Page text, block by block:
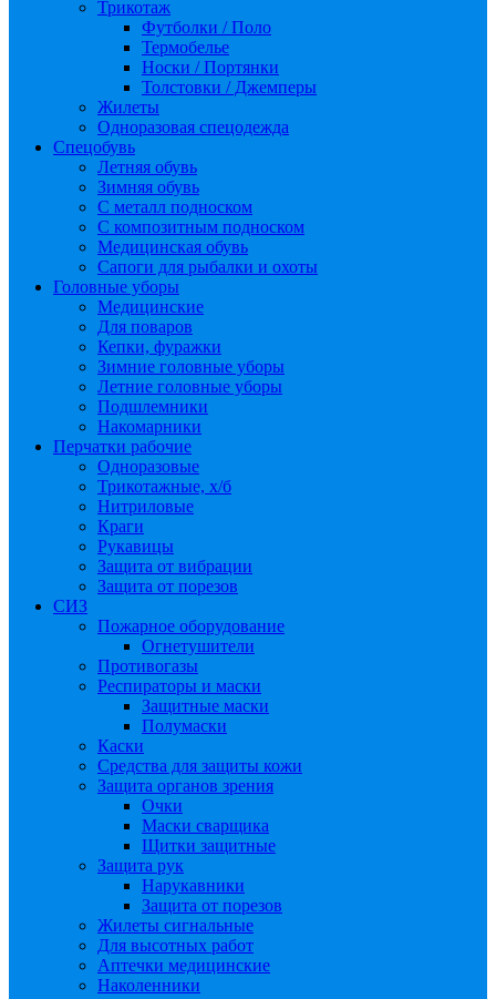
Трикотаж
Футболки / Поло
Термобелье
Носки / Портянки
Толстовки / Джемперы
Жилеты
Одноразовая спецодежда
Спецобувь
Летняя обувь
Зимняя обувь
С металл подноском
С композитным подноском
Медицинская обувь
Сапоги для рыбалки и охоты
Головные уборы
Медицинские
Для поваров
Кепки, фуражки
Зимние головные уборы
Летние головные уборы
Подшлемники
Накомарники
Перчатки рабочие
Одноразовые
Трикотажные, х/б
Нитриловые
Краги
Рукавицы
Защита от вибрации
Защита от порезов
СИЗ
Пожарное оборудование
Огнетушители
Противогазы
Респираторы и маски
Защитные маски
Полумаски
Каски
Средства для защиты кожи
Защита органов зрения
Очки
Маски сварщика
Щитки защитные
Защита рук
Нарукавники
Защита от порезов
Жилеты сигнальные
Для высотных работ
Аптечки медицинские
Наколенники